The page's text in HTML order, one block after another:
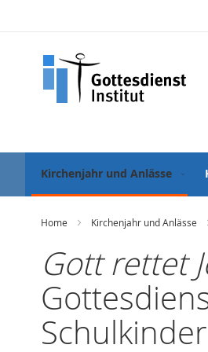
Kirchenjahr und Anlässe
Home Kirchenjahr und Anlässe
Gott rettet
Schulkinder